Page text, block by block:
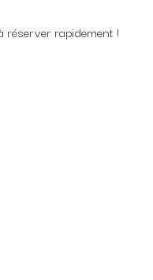
réserver rapidement !